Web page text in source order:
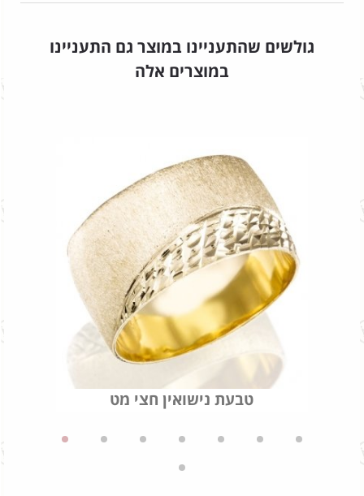
גולשים שהתעניינו במוצר גם התעניינו
במוצרים אלה
טבעת נישואין חצי מט